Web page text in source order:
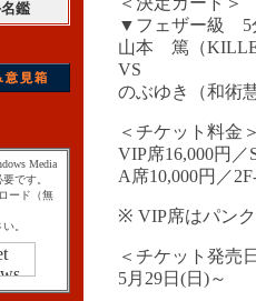
鑑
Media
です。
ード（無
。
▼フェザー級 5
山本 篤（
VS
のぶゆき（和術
＜チケット料金
VIP席16,000円／
A席10,000円／
※ VIP席はパン
＜チケット発売
5月29日(日)～